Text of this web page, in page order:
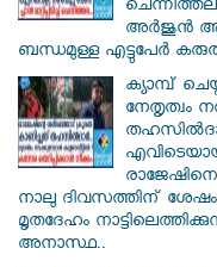
അർജുൻ
ബന്ധമുള്ള എട്ടുപേർ
ക്യാമ്പ്
നേതൃത്വം
നാലു ദിവസത്തിന്
മൃതദേഹം
അനാസ്ഥ..